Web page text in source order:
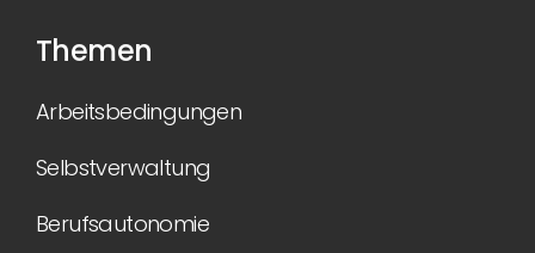
Themen
Arbeitsbedingungen
Selbstverwaltung
Berufsautonomie